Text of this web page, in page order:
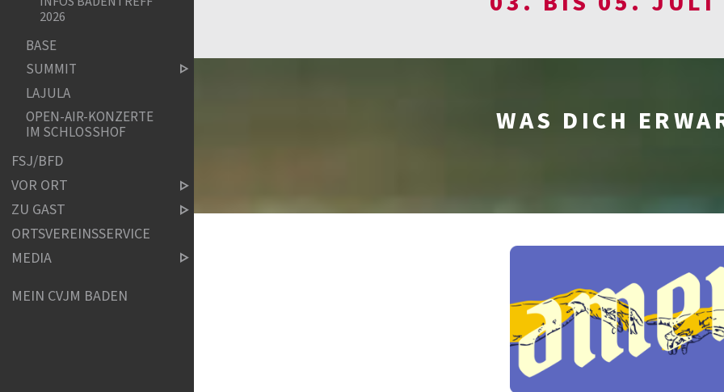
WAS DICH
2026
BASE
SUMMIT
LAJULA
OPEN-AIR-KONZERTE
IM SCHLOSSHOF
FSJ/BFD
VOR ORT
ZU GAST
ORTSVEREINSSERVICE
MEDIA
MEIN CVJM BADEN